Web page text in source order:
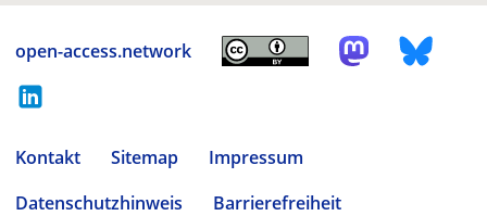
open-access.network
Kontakt Sitemap
Impressum
Datenschutzhinweis
Barrierefreiheit